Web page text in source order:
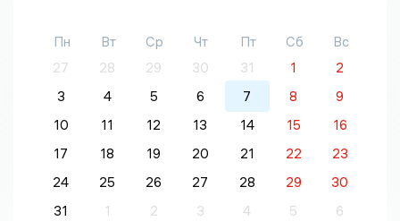
Пн Вт Ср Чт Пт Сб
Вс
27
28 29 30 31 1
2
3
4 5 6 7 8
9
10
11 12 13 14 15
16
17
18 19 20 21 22
23
24
25 26 27 28 29
30
31
1 2 3 4 5 6